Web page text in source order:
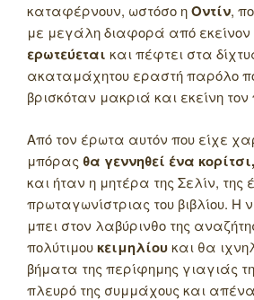
καταφέρνουν, ωστόσο ηΟντίν,
με μεγάλη διαφορά από
ερωτεύεται και πέφτει στα
ακαταμάχητου εραστή παρόλο
βρισκόταν μακριά και εκείνη
Από τον έρωτα αυτόν που είχε
μπόρας θα γεννηθεί ένα
και ήταν η μητέρα της Σελίν, της
πρωταγωνίστριας του βιβλίου. Η
μπει στον λαβύρινθο της
πολύτιμουκειμηλίουκαι θα
βήματα της περίφημης γιαγιάς
πλευρό της συμμάχους και